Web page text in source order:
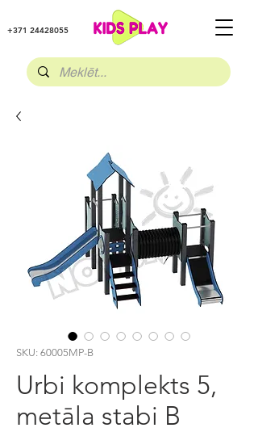
+371 24428055
SKU: 60005MP-B
Urbi komplekts 5,
metāla stabi B